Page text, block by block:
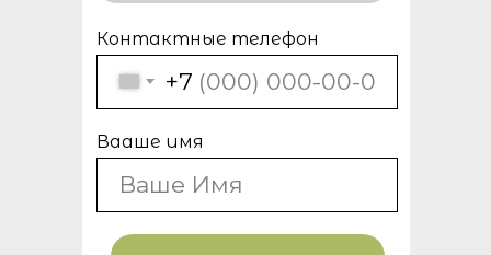
Контактные телефон
+7
Вааше имя